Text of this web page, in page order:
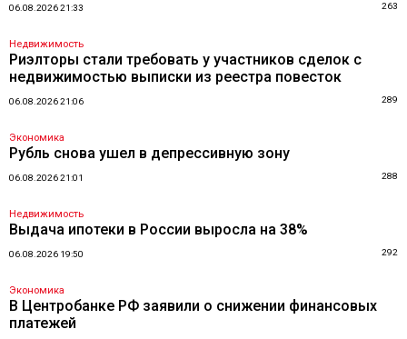
06.08.2026 21:33 263
Недвижимость
Риэлторы стали требовать у участников сделок с
недвижимостью выписки из реестра повесток
06.08.2026 21:06 289
Экономика
Рубль снова ушел в депрессивную зону
06.08.2026 21:01 288
Недвижимость
Выдача ипотеки в России выросла на 38%
06.08.2026 19:50 292
Экономика
В Центробанке РФ заявили о снижении финансовых
платежей